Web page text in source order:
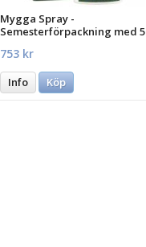
Mygga Spray -
Semesterförpackning med 5
753 kr
Info Köp